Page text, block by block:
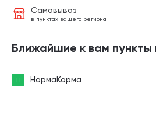
Самовывоз
в пунктах вашего региона
Ближайшие к вам пункты
НормаКорма